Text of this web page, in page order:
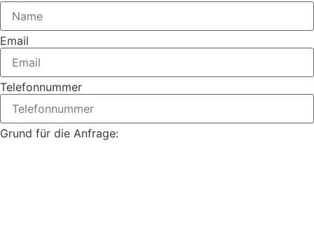
Email
Telefonnummer
Grund für die Anfrage: